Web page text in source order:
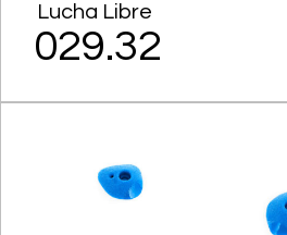
Lucha Libre
029.32